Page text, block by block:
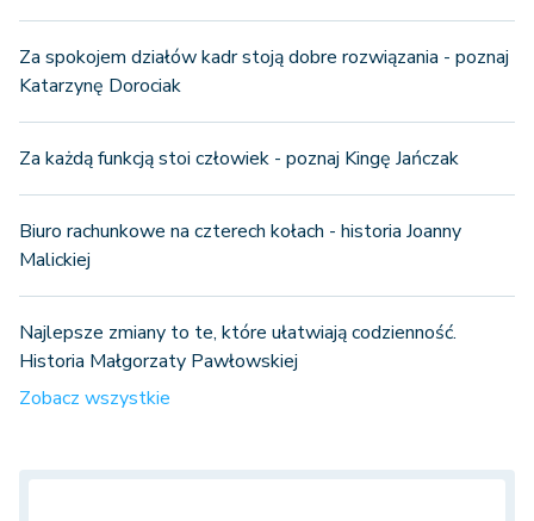
Za spokojem działów kadr stoją dobre rozwiązania - poznaj
Katarzynę Dorociak
Za każdą funkcją stoi człowiek - poznaj Kingę Jańczak
Biuro rachunkowe na czterech kołach - historia Joanny
Malickiej
Najlepsze zmiany to te, które ułatwiają codzienność.
Historia Małgorzaty Pawłowskiej
Zobacz wszystkie